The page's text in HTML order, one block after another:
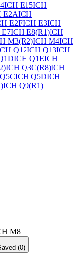
ICH E15ICH
E2AICH
E2FICH E3ICH
E7ICH E8(R1)ICH
M3(R2)ICH M4ICH
Q12ICH Q13ICH
ICH Q1EICH
ICH Q3C(R8)ICH
ICH Q5DICH
ICH Q9(R1)
M8
(0)